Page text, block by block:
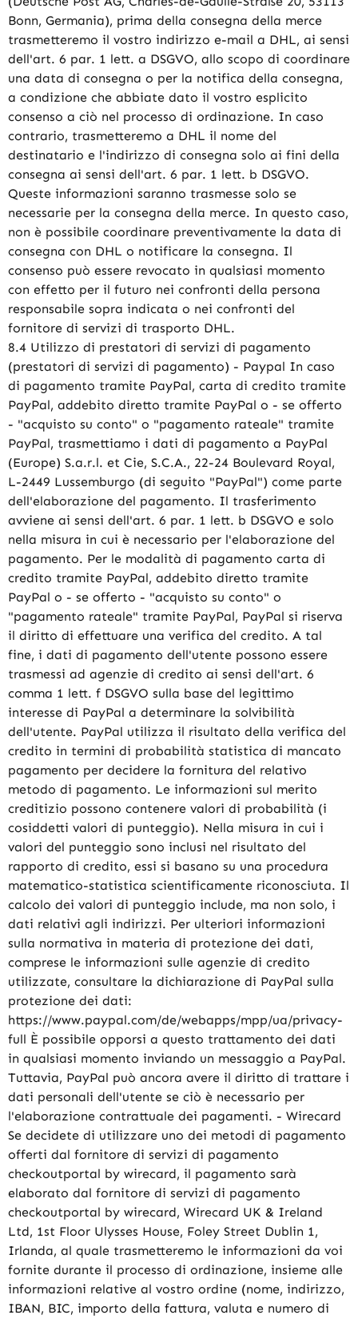
Bonn, Germania), prima della consegna della merce
trasmetteremo il vostro indirizzo e-mail a DHL, ai sensi
dell'art. 6 par. 1 lett. a DSGVO, allo scopo di coordinare
una data di consegna o per la notifica della consegna,
a condizione che abbiate dato il vostro esplicito
consenso a ciò nel processo di ordinazione. In caso
contrario, trasmetteremo a DHL il nome del
destinatario e l'indirizzo di consegna solo ai fini della
consegna ai sensi dell'art. 6 par. 1 lett. b DSGVO.
Queste informazioni saranno trasmesse solo se
necessarie per la consegna della merce. In questo caso,
non è possibile coordinare preventivamente la data di
consegna con DHL o notificare la consegna. Il
consenso può essere revocato in qualsiasi momento
con effetto per il futuro nei confronti della persona
responsabile sopra indicata o nei confronti del
fornitore di servizi di trasporto DHL.
8.4 Utilizzo di prestatori di servizi di pagamento
(prestatori di servizi di pagamento) - Paypal In caso
di pagamento tramite PayPal, carta di credito tramite
PayPal, addebito diretto tramite PayPal o - se offerto
- "acquisto su conto" o "pagamento rateale" tramite
PayPal, trasmettiamo i dati di pagamento a PayPal
(Europe) S.a.r.l. et Cie, S.C.A., 22-24 Boulevard Royal,
L-2449 Lussemburgo (di seguito "PayPal") come parte
dell'elaborazione del pagamento. Il trasferimento
avviene ai sensi dell'art. 6 par. 1 lett. b DSGVO e solo
nella misura in cui è necessario per l'elaborazione del
pagamento. Per le modalità di pagamento carta di
credito tramite PayPal, addebito diretto tramite
PayPal o - se offerto - "acquisto su conto" o
"pagamento rateale" tramite PayPal, PayPal si riserva
il diritto di effettuare una verifica del credito. A tal
fine, i dati di pagamento dell'utente possono essere
trasmessi ad agenzie di credito ai sensi dell'art. 6
comma 1 lett. f DSGVO sulla base del legittimo
interesse di PayPal a determinare la solvibilità
dell'utente. PayPal utilizza il risultato della verifica del
credito in termini di probabilità statistica di mancato
pagamento per decidere la fornitura del relativo
metodo di pagamento. Le informazioni sul merito
creditizio possono contenere valori di probabilità (i
cosiddetti valori di punteggio). Nella misura in cui i
valori del punteggio sono inclusi nel risultato del
rapporto di credito, essi si basano su una procedura
matematico-statistica scientificamente riconosciuta. Il
calcolo dei valori di punteggio include, ma non solo, i
dati relativi agli indirizzi. Per ulteriori informazioni
sulla normativa in materia di protezione dei dati,
comprese le informazioni sulle agenzie di credito
utilizzate, consultare la dichiarazione di PayPal sulla
protezione dei dati:
https://www.paypal.com/de/webapps/mpp/ua/privacy-
full È possibile opporsi a questo trattamento dei dati
in qualsiasi momento inviando un messaggio a PayPal.
Tuttavia, PayPal può ancora avere il diritto di trattare i
dati personali dell'utente se ciò è necessario per
l'elaborazione contrattuale dei pagamenti. - Wirecard
Se decidete di utilizzare uno dei metodi di pagamento
offerti dal fornitore di servizi di pagamento
checkoutportal by wirecard, il pagamento sarà
elaborato dal fornitore di servizi di pagamento
checkoutportal by wirecard, Wirecard UK & Ireland
Ltd, 1st Floor Ulysses House, Foley Street Dublin 1,
Irlanda, al quale trasmetteremo le informazioni da voi
fornite durante il processo di ordinazione, insieme alle
informazioni relative al vostro ordine (nome, indirizzo,
IBAN, BIC, importo della fattura, valuta e numero di